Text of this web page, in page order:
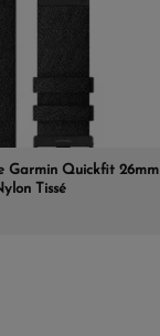
Garmin Quickfit 26mm
Tissé